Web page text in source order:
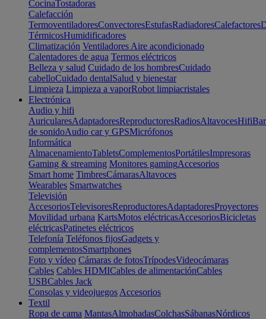
CocinaTostadoras
Calefacción
TermoventiladoresConvectoresEstufasRadiadoresCalefactores
TérmicosHumidificadores
Climatización Ventiladores Aire acondicionado
Calentadores de agua Termos eléctricos
Belleza y salud Cuidado de los hombresCuidado
cabelloCuidado dentalSalud y bienestar
Limpieza Limpieza a vaporRobot limpiacristales
Electrónica
Audio y hifi
AuricularesAdaptadoresReproductoresRadiosAltavocesHifi
de sonidoAudio car y GPSMicrófonos
Informática
AlmacenamientoTabletsComplementosPortátilesImpresoras
Gaming & streaming Monitores gamingAccesorios
Smart home TimbresCámarasAltavoces
Wearables Smartwatches
Televisión
AccesoriosTelevisoresReproductoresAdaptadoresProyectores
Movilidad urbana KartsMotos eléctricasAccesoriosBicicletas
eléctricasPatinetes eléctricos
Telefonía Teléfonos fijosGadgets y
complementosSmartphones
Foto y vídeo Cámaras de fotosTrípodesVideocámaras
Cables Cables HDMICables de alimentaciónCables
USBCables Jack
Consolas y videojuegos Accesorios
Textil
Ropa de cama MantasAlmohadasColchasSábanasNórdicos